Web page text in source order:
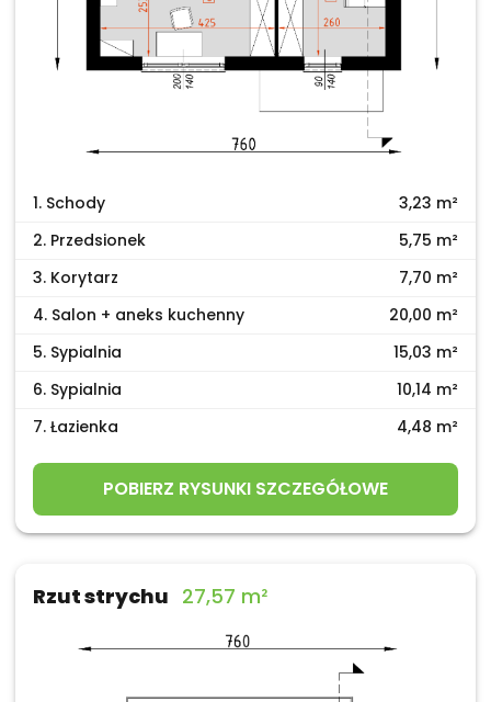
1. Schody
3,23 m²
2. Przedsionek
5,75 m²
3. Korytarz
7,70 m²
4. Salon + aneks kuchenny
20,00 m²
5. Sypialnia
15,03 m²
6. Sypialnia
10,14 m²
7. Łazienka
4,48 m²
POBIERZ RYSUNKI SZCZEGÓŁOWE
Rzut strychu 27,57 m²